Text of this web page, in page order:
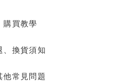
購買教學
、換貨須知
他常見問題